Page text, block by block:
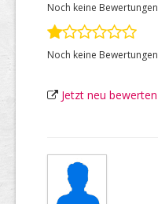
Noch keine Bewertungen
Noch keine Bewertungen
Jetzt neu bewerten